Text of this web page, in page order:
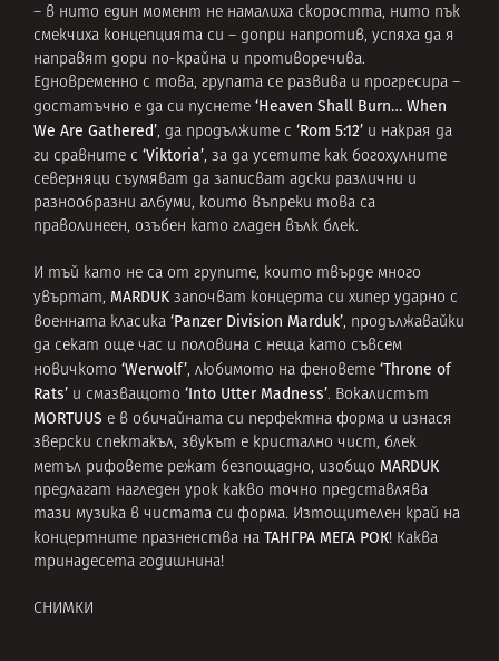
– в нито един момент не намалиха скоростта, нито пък
смекчиха концепцията си – допри напротив, успяха да я
направят дори по-крайна и противоречива.
Едновременно с това, групата се развива и прогресира –
достатъчно е да си пуснете ‘Heaven Shall Burn… When
We Are Gathered’, да продължите с ‘Rom 5:12’ и накрая да
ги сравните с ‘Viktoria’, за да усетите как богохулните
северняци съумяват да записват адски различни и
разнообразни албуми, които въпреки това са
праволинеен, озъбен като гладен вълк блек.
И тъй като не са от групите, които твърде много
увъртат, MARDUK започват концерта си хипер ударно с
военната класика ‘Panzer Division Marduk’, продължавайки
да секат още час и половина с неща като съвсем
новичкото ‘Werwolf’, любимото на феновете ‘Throne of
Rats’ и смазващото ‘Into Utter Madness’. Вокалистът
MORTUUS е в обичайната си перфектна форма и изнася
зверски спектакъл, звукът е кристално чист, блек
метъл рифовете режат безпощадно, изобщо MARDUK
предлагат нагледен урок какво точно представлява
тази музика в чистата си форма. Изтощителен край на
концертните празненства на ТАНГРА МЕГА РОК! Каква
тринадесета годишнина!
СНИМКИ